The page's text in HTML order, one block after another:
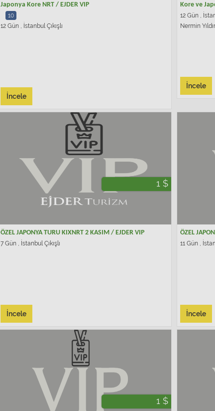
Japonya Kore NRT / EJDER VIP
10
12 Gün , İstanbul Çıkışlı
İncele
Kore ve
12 Gün ,
Nermin
İncele
1 $
ÖZEL JAPONYA TURU KIXNRT 2 KASIM / EJDER VIP
7 Gün , İstanbul Çıkışlı
İncele
ÖZEL
11 Gün ,
İncele
1 $